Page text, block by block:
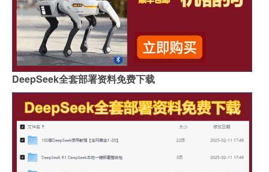
DeepSeek全套部署资料免费下载